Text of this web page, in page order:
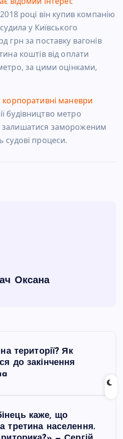
році він купив компанію
у Київського
грн за поставку вагонів
коштів від оплати
за цими оцінками,
корпоративні маневри
будівництво метро
замороженим
судові процеси.
Оксана
території? Як
до закінчення
каже, що
третина населення.